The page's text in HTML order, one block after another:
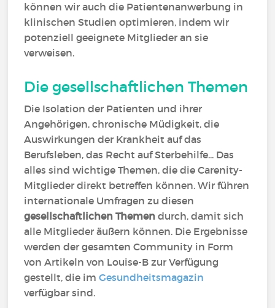
können wir auch die Patientenanwerbung in
klinischen Studien optimieren, indem wir
potenziell geeignete Mitglieder an sie
verweisen.
Die gesellschaftlichen Themen
Die Isolation der Patienten und ihrer
Angehörigen, chronische Müdigkeit, die
Auswirkungen der Krankheit auf das
Berufsleben, das Recht auf Sterbehilfe... Das
alles sind wichtige Themen, die die Carenity-
Mitglieder direkt betreffen können. Wir führen
internationale Umfragen zu diesen
gesellschaftlichen Themen durch, damit sich
alle Mitglieder äußern können. Die Ergebnisse
werden der gesamten Community in Form
von Artikeln von Louise-B zur Verfügung
gestellt, die imGesundheitsmagazin
verfügbar sind.